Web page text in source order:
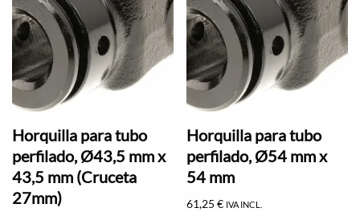
Horquilla para tubo
perfilado, Ø43,5 mm x
43,5 mm (Cruceta
27mm)
Horquilla para tubo
perfilado, Ø54 mm x
54 mm
61,25€ IVA INCL.